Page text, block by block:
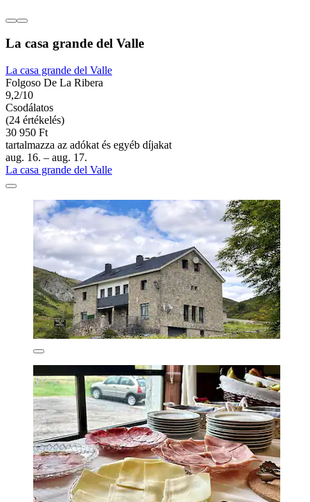
La casa grande del Valle
La casa grande del Valle
Folgoso De La Ribera
9,2/10
Csodálatos
(24 értékelés)
30 950 Ft
tartalmazza az adókat és egyéb díjakat
aug. 16. – aug. 17.
La casa grande del Valle